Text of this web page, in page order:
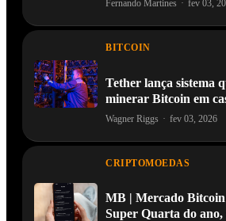
Fernando Martines · fev 03,
BITCOIN
Tether lança sistema
minerar Bitcoin em
Wagner Riggs · fev 03, 2026
CRIPTOMOEDAS
MB | Mercado
Super Quarta do ano,